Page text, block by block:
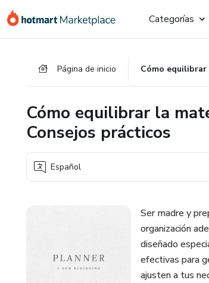
Categorías
Página de inicio
Cómo equilibrar la
Consejos prácticos
Español
Ser madre y
organización
diseñado
efectivas para
ajusten a tus